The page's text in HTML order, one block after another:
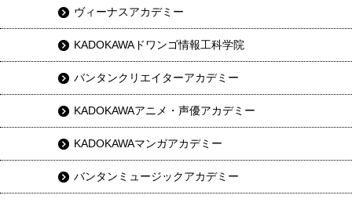
ヴィーナスアカデミー
KADOKAWAドワンゴ情報工科学院
バンタンクリエイターアカデミー
KADOKAWAアニメ・声優アカデミー
KADOKAWAマンガアカデミー
バンタンミュージックアカデミー